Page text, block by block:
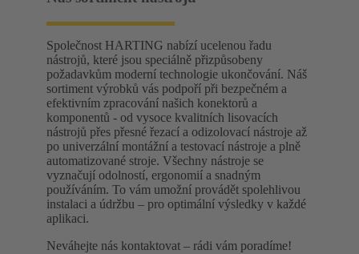
Společnost HARTING nabízí ucelenou řadu
nástrojů, které jsou speciálně přizpůsobeny
požadavkům moderní technologie ukončování. Náš
sortiment výrobků vás podpoří při bezpečném a
efektivním zpracování našich konektorů a
komponentů - od vysoce kvalitních lisovacích
nástrojů přes přesné řezací a odizolovací nástroje až
po univerzální montážní a testovací nástroje a plně
automatizované stroje. Všechny nástroje se
vyznačují odolností, ergonomií a snadným
používáním. To vám umožní provádět spolehlivou
instalaci a údržbu – pro optimální výsledky v každé
aplikaci.
Neváhejte nás kontaktovat – rádi vám poradíme!